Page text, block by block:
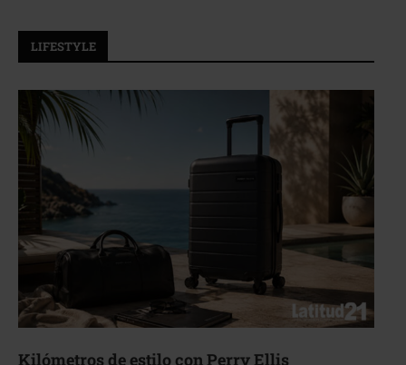
LIFESTYLE
Kilómetros de estilo con Perry Ellis